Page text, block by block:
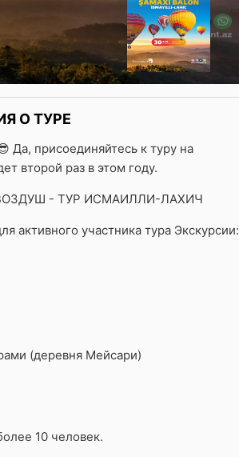
О ТУРЕ
Да, присоединяйтесь к туру на
второй раз в этом году.
- ТУР ИСМАИЛЛИ-ЛАХИЧ
активного участника тура Экскурсии:
(деревня Мейсари)
10 человек.